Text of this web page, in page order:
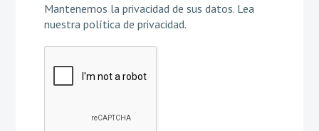
Mantenemos la privacidad de sus datos. Lea
nuestra política de privacidad.